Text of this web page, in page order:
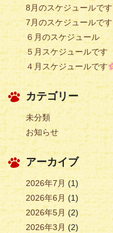
8月のスケジュールです
7月のスケジュールです
６月のスケジュール
５月スケジュールです
４月スケジュールです
カテゴリー
未分類
お知らせ
アーカイブ
2026年7月(1)
2026年6月(1)
2026年5月(2)
2026年3月(2)